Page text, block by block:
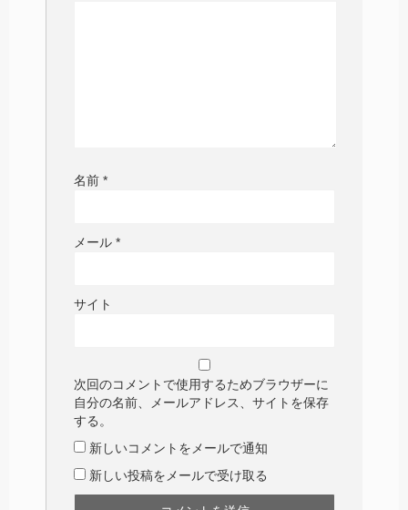
名前 *
メール *
サイト
次回のコメントで使用するためブラウザーに
自分の名前、メールアドレス、サイトを保存
する。
新しいコメントをメールで通知
新しい投稿をメールで受け取る